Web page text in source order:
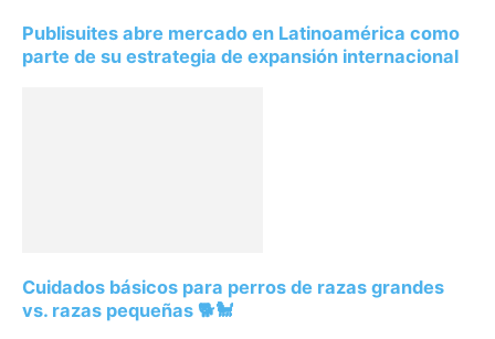
Publisuites abre mercado en Latinoamérica como
parte de su estrategia de expansión internacional
Cuidados básicos para perros de razas grandes
vs. razas pequeñas 🐕🐩